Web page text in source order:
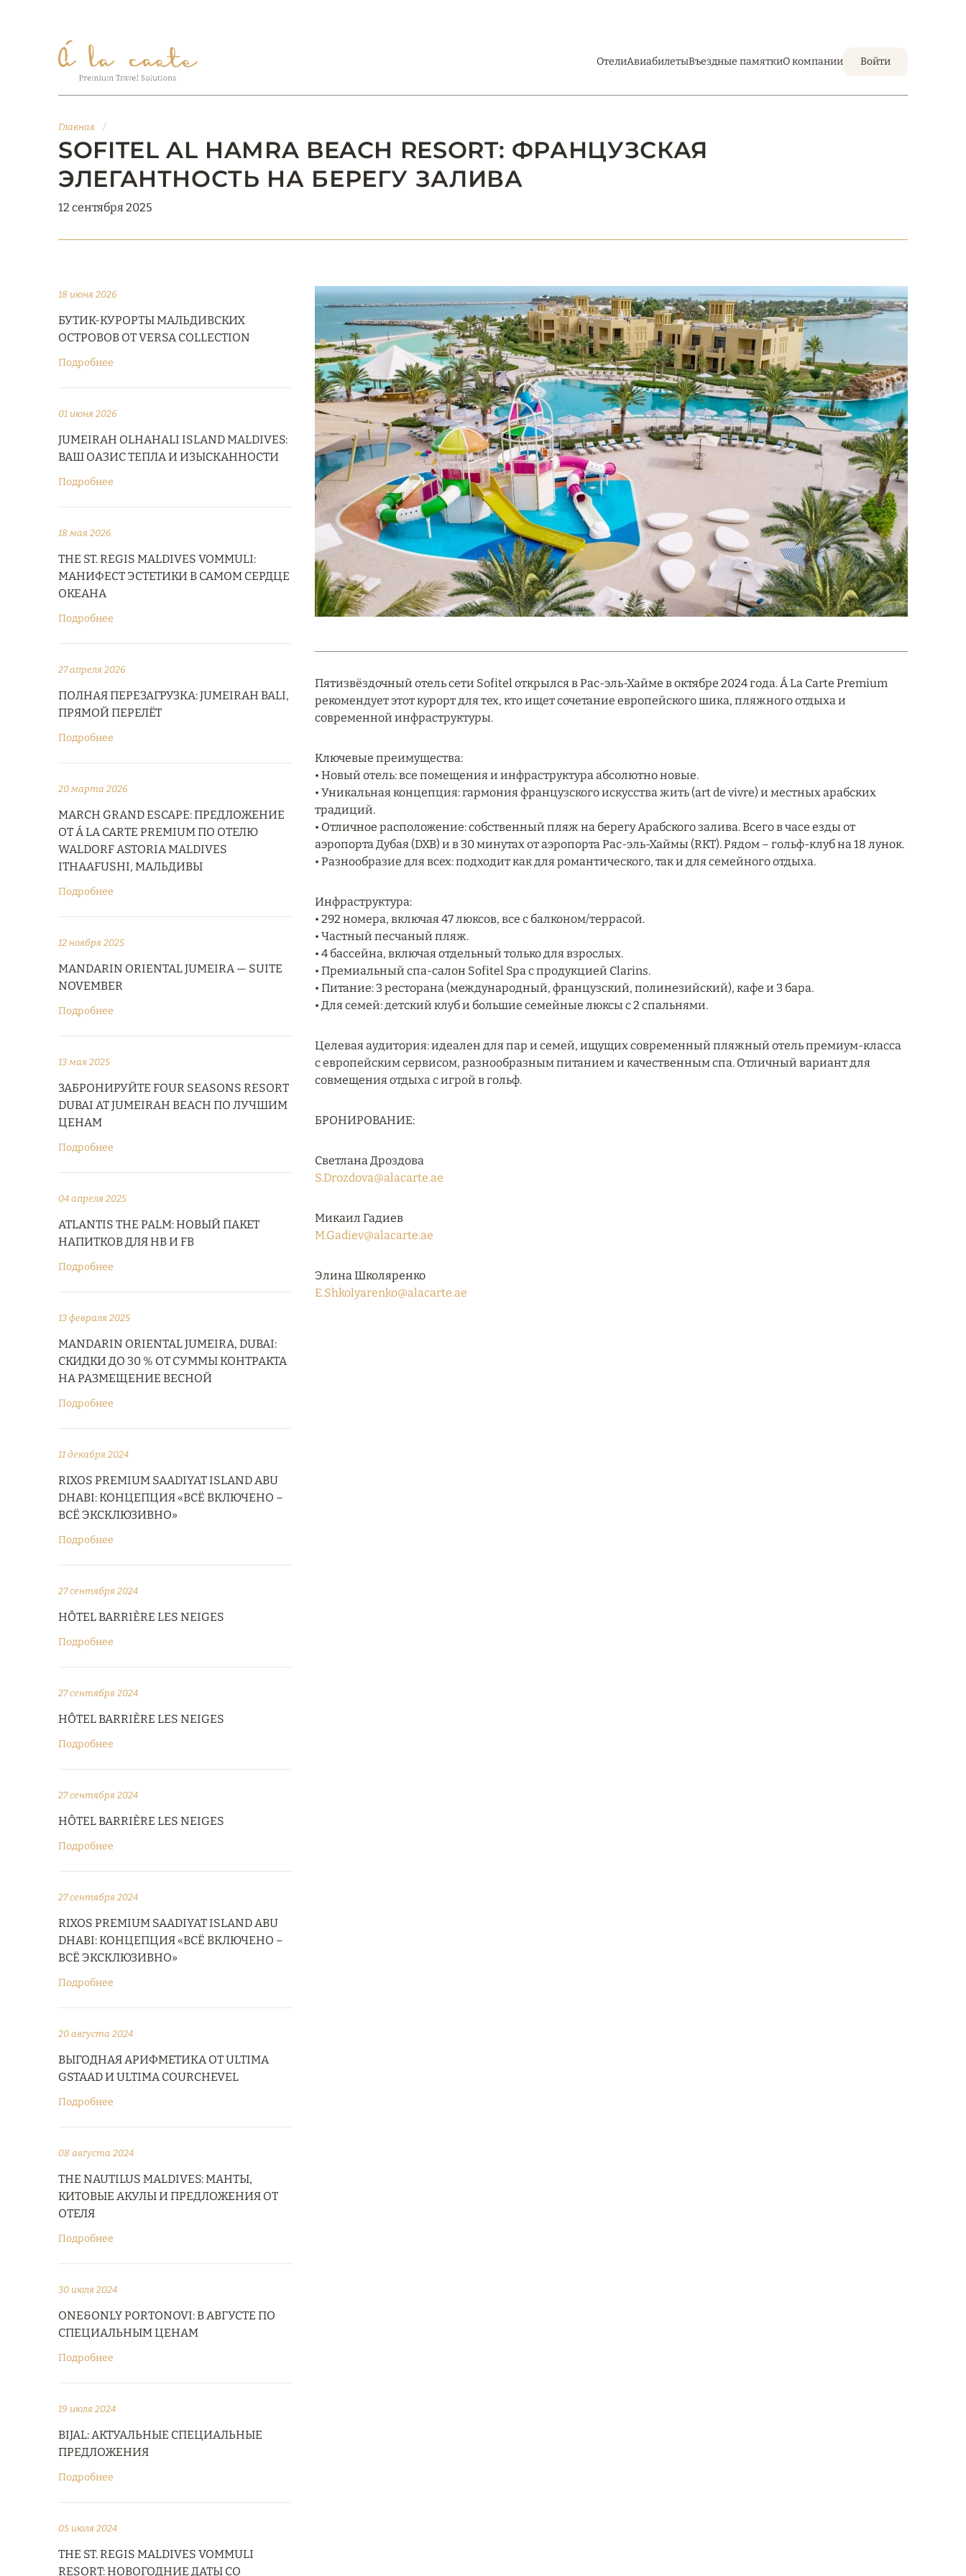
ОтелиАвиабилетыВъездные памяткиО компании Войти
Главная /
SOFITEL AL HAMRA BEACH RESORT: ФРАНЦУЗСКАЯ
ЭЛЕГАНТНОСТЬ НА БЕРЕГУ ЗАЛИВА
12 сентября 2025
18 июня 2026
БУТИК-КУРОРТЫ МАЛЬДИВСКИХ
ОСТРОВОВ ОТ VERSA COLLECTION
Подробнее
01 июня 2026
JUMEIRAH OLHAHALI ISLAND MALDIVES:
ВАШ ОАЗИС ТЕПЛА И ИЗЫСКАННОСТИ
Подробнее
18 мая 2026
THE ST. REGIS MALDIVES VOMMULI:
МАНИФЕСТ ЭСТЕТИКИ В САМОМ СЕРДЦЕ
ОКЕАНА
Подробнее
27 апреля 2026
ПОЛНАЯ ПЕРЕЗАГРУЗКА: JUMEIRAH BALI,
ПРЯМОЙ ПЕРЕЛЁТ
Подробнее
20 марта 2026
MARCH GRAND ESCAPE: ПРЕДЛОЖЕНИЕ
ОТ Á LA CARTE PREMIUM ПО ОТЕЛЮ
WALDORF ASTORIA MALDIVES
ITHAAFUSHI, МАЛЬДИВЫ
Подробнее
12 ноября 2025
MANDARIN ORIENTAL JUMEIRA — SUITE
NOVEMBER
Подробнее
13 мая 2025
ЗАБРОНИРУЙТЕ FOUR SEASONS RESORT
DUBAI AT JUMEIRAH BEACH ПО ЛУЧШИМ
ЦЕНАМ
Подробнее
04 апреля 2025
ATLANTIS THE PALM: НОВЫЙ ПАКЕТ
НАПИТКОВ ДЛЯ HB И FB
Подробнее
13 февраля 2025
MANDARIN ORIENTAL JUMEIRA, DUBAI:
СКИДКИ ДО 30 % ОТ СУММЫ КОНТРАКТА
НА РАЗМЕЩЕНИЕ ВЕСНОЙ
Подробнее
11 декабря 2024
RIXOS PREMIUM SAADIYAT ISLAND ABU
DHABI: КОНЦЕПЦИЯ «ВСЁ ВКЛЮЧЕНО –
ВСЁ ЭКСКЛЮЗИВНО»
Подробнее
27 сентября 2024
HÔTEL BARRIÈRE LES NEIGES
Подробнее
27 сентября 2024
HÔTEL BARRIÈRE LES NEIGES
Подробнее
27 сентября 2024
HÔTEL BARRIÈRE LES NEIGES
Подробнее
27 сентября 2024
RIXOS PREMIUM SAADIYAT ISLAND ABU
DHABI: КОНЦЕПЦИЯ «ВСЁ ВКЛЮЧЕНО –
ВСЁ ЭКСКЛЮЗИВНО»
Подробнее
20 августа 2024
ВЫГОДНАЯ АРИФМЕТИКА ОТ ULTIMA
GSTAAD И ULTIMA COURCHEVEL
Подробнее
08 августа 2024
THE NAUTILUS MALDIVES: МАНТЫ,
КИТОВЫЕ АКУЛЫ И ПРЕДЛОЖЕНИЯ ОТ
ОТЕЛЯ
Подробнее
30 июля 2024
ONE&ONLY PORTONOVI: В АВГУСТЕ ПО
СПЕЦИАЛЬНЫМ ЦЕНАМ
Подробнее
19 июля 2024
BIJAL: АКТУАЛЬНЫЕ СПЕЦИАЛЬНЫЕ
ПРЕДЛОЖЕНИЯ
Подробнее
05 июля 2024
THE ST. REGIS MALDIVES VOMMULI
RESORT: НОВОГОДНИЕ ДАТЫ СО
Пятизвёздочный отель сети Sofitel открылся в Рас-эль-Хайме в октябре 2024 года. Á La Carte Premium
рекомендует этот курорт для тех, кто ищет сочетание европейского шика, пляжного отдыха и
современной инфраструктуры.
Ключевые преимущества:
• Новый отель: все помещения и инфраструктура абсолютно новые.
• Уникальная концепция: гармония французского искусства жить (art de vivre) и местных арабских
традиций.
• Отличное расположение: собственный пляж на берегу Арабского залива. Всего в часе езды от
аэропорта Дубая (DXB) и в 30 минутах от аэропорта Рас-эль-Хаймы (RKT). Рядом – гольф-клуб на 18 лунок.
• Разнообразие для всех: подходит как для романтического, так и для семейного отдыха.
Инфраструктура:
• 292 номера, включая 47 люксов, все с балконом/террасой.
• Частный песчаный пляж.
• 4 бассейна, включая отдельный только для взрослых.
• Премиальный спа-салон Sofitel Spa с продукцией Clarins.
• Питание: 3 ресторана (международный, французский, полинезийский), кафе и 3 бара.
• Для семей: детский клуб и большие семейные люксы с 2 спальнями.
Целевая аудитория: идеален для пар и семей, ищущих современный пляжный отель премиум-класса
с европейским сервисом, разнообразным питанием и качественным спа. Отличный вариант для
совмещения отдыха с игрой в гольф.
БРОНИРОВАНИЕ:
Светлана Дроздова
S.Drozdova@alacarte.ae
Микаил Гадиев
M.Gadiev@alacarte.ae
Элина Школяренко
E.Shkolyarenko@alacarte.ae